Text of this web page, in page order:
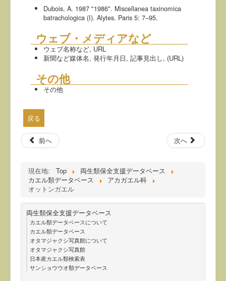
Dubois, A. 1987 "1986". Miscellanea taxinomica
batrachologica (I). Alytes. Paris 5: 7–95.
ウェブ・メディアなど
ウェブ名称など, URL
新聞など媒体名, 発行年月日, 記事見出し, (URL)
その他
その他
戻る
前へ 次へ
現在地: Top
両生類保全支援データベース
カエル類データベース
アカガエル科
オットンガエル
両生類保全支援データベース
カエル類データベースについて
カエル類データベース
オタマジャクシ写真館について
オタマジャクシ写真館
日本産カエル類検索表
サンショウウオ類データベース